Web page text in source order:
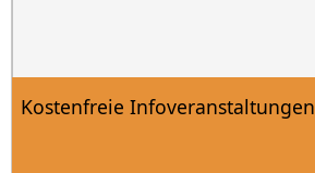
Kostenfreie Infoveranstaltungen